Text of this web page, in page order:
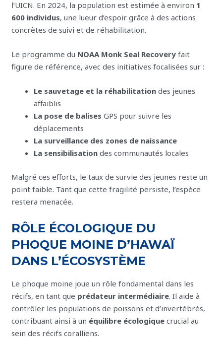
l’UICN. En 2024, la population est estimée à environ 1
600 individus, une lueur d’espoir grâce à des actions
concrètes de suivi et de réhabilitation.
Le programme du NOAA Monk Seal Recovery fait
figure de référence, avec des initiatives focalisées sur :
Le sauvetage et la réhabilitation des jeunes
affaiblis
La pose de balises GPS pour suivre les
déplacements
La surveillance des zones de naissance
La sensibilisation des communautés locales
Malgré ces efforts, le taux de survie des jeunes reste un
point faible. Tant que cette fragilité persiste, l’espèce
restera menacée.
RÔLE ÉCOLOGIQUE DU
PHOQUE MOINE D’HAWAÏ
DANS L’ÉCOSYSTÈME
Le phoque moine joue un rôle fondamental dans les
récifs, en tant que prédateur intermédiaire. Il aide à
contrôler les populations de poissons et d’invertébrés,
contribuant ainsi à un équilibre écologique crucial au
sein des récifs coralliens.